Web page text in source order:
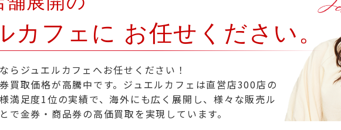
カフェに お任せください。
らジュエルカフェへお任せください！
買取価格が高騰中です。ジュエルカフェは直営店300店の
満足度1位の実績で、海外にも広く展開し、様々な販売ル
で金券・商品券の高価買取を実現しています。